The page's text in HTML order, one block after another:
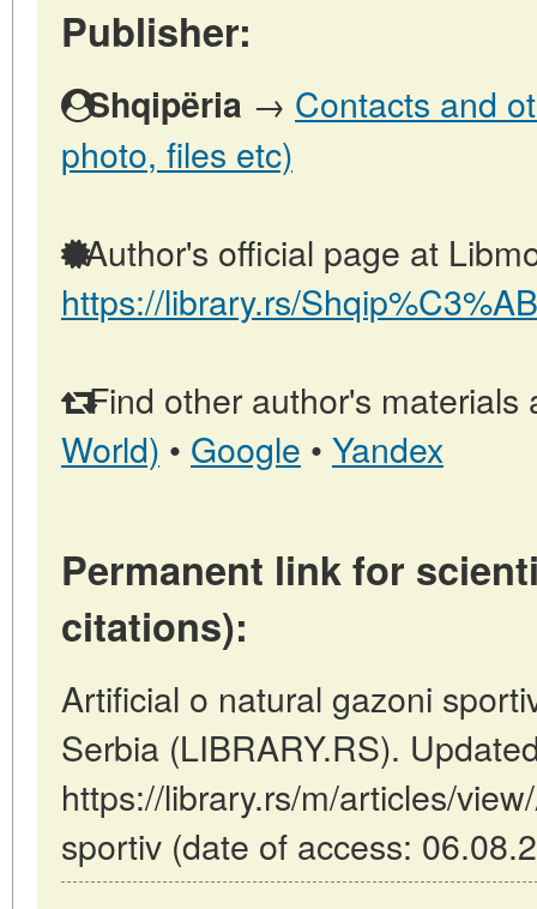
Publisher:
Shqipëria → Contacts and
photo, files etc)
Author's official page at
https://library.rs/
Find other author's materials
World) • Google • Yandex
Permanent link for
citations):
Artificial o natural gazoni
Serbia (LIBRARY.RS).
https://library.rs/m/articles/
sportiv (date of access: